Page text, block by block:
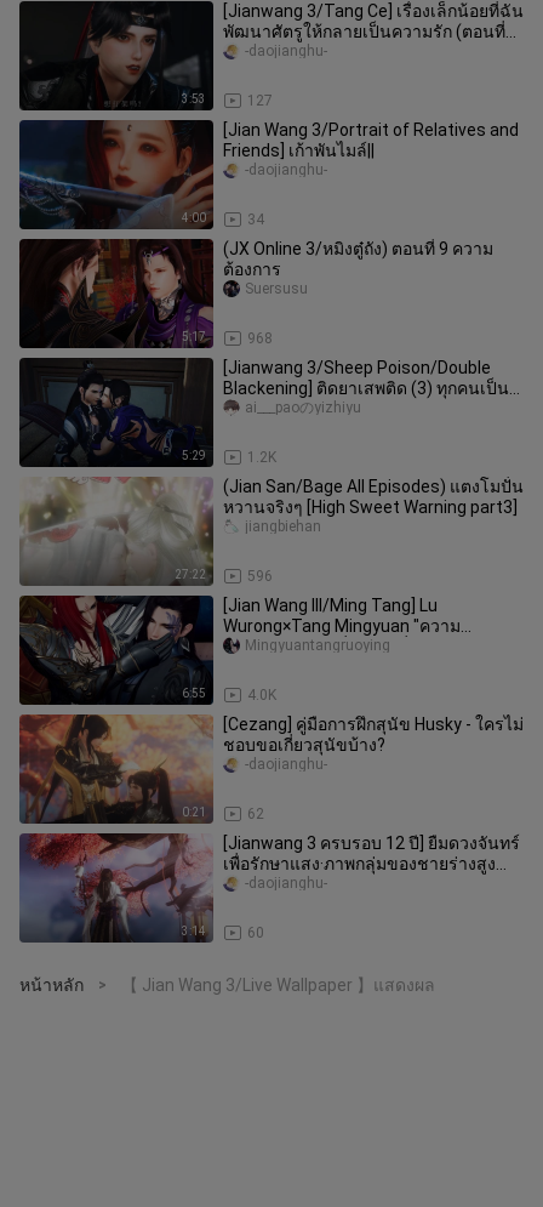
3:53
[Jianwang 3/Tang Ce] เรื่องเล็กน้อยที่ฉัน
พัฒนาศัตรูให้กลายเป็นความรัก (ตอนที่
1)
127
-daojianghu-
4:00
[Jian Wang 3/Portrait of Relatives and
Friends] เก้าพันไมล์||
34
-daojianghu-
5:17
(JX Online 3/หมิงตู๋ถัง) ตอนที่ 9 ความ
ต้องการ
968
Suersusu
5:29
[Jianwang 3/Sheep Poison/Double
Blackening] ติดยาเสพติด (3) ทุกคนเป็น
นักแสดง ระวังรถยนต์และรถยนต์
1.2K
ai___paoのyizhiyu
27:22
(Jian San/Bage All Episodes) แตงโมปั่น
หวานจริงๆ [High Sweet Warning part3]
596
jiangbiehan
6:55
[Jian Wang III/Ming Tang] Lu
Wurong×Tang Mingyuan "ความ
ปรารถนา" ตอนที่ 3 ส่วนที่ 1 (สัญญา & กับ
4.0K
Mingyuantangruoying
0:21
[Cezang] คู่มือการฝึกสุนัข Husky - ใครไม่
ชอบขอเกี่ยวสุนัขบ้าง?
62
-daojianghu-
3:14
[Jianwang 3 ครบรอบ 12 ปี] ยืมดวงจันทร์
เพื่อรักษาแสง·ภาพกลุ่มของชายร่างสูง
ของทุกโรงเรียน
60
-daojianghu-
หน้าหลัก > 【 Jian Wang 3/Live Wallpaper 】แสดงผล